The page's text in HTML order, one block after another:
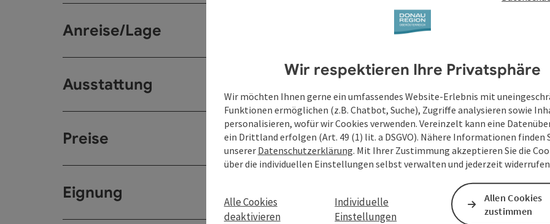
Anreise/Lage
Ausstattung
Preise
Eignung
Wir respektieren Ihre Privatsphäre
Wir möchten Ihnen gerne ein umfassendes Website-Erlebnis mit
Funktionen ermöglichen (z.B. Chatbot, Suche), Zugriffe analysieren sowie
personalisieren, wofür wir Cookies verwenden. Vereinzelt kann eine
ein Drittland erfolgen (Art. 49 (1) lit. a DSGVO). Nähere Informationen finden
unserer Datenschutzerklärung. Mit Ihrer Zustimmung akzeptieren Sie die
über die individuellen Einstellungen selbst verwalten und jederzeit
Alle Cookies
deaktivieren
Individuelle
Einstellungen
Allen Cookies
zustimmen